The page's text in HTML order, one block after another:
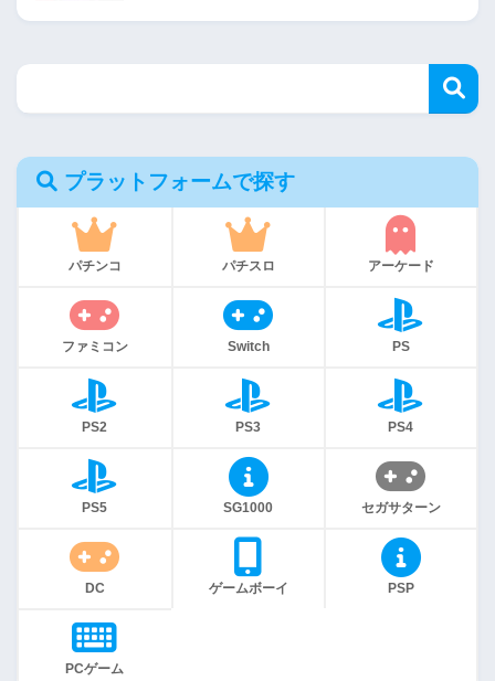
プラットフォームで探す
パチンコ パチスロ アーケード
ファミコン Switch PS
PS2 PS3 PS4
PS5 SG1000 セガサターン
DC ゲームボーイ PSP
PCゲーム